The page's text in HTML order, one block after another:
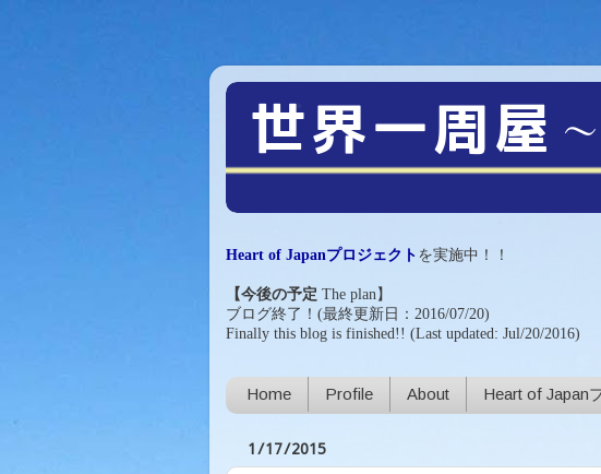
Heart of Japanプロジェクト を実施中！！
【今後の予定 The plan 】
ブログ終了！(最終更新日：2016/07/20)
Finally this blog is finished!! (Last updated: Jul/20/2016)
Home Profile About Heart of Japan
1/17/2015